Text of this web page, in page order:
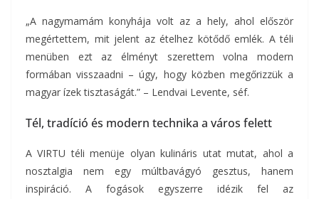
„A nagymamám konyhája volt az a hely, ahol először
megértettem, mit jelent az ételhez kötődő emlék. A téli
menüben ezt az élményt szerettem volna modern
formában visszaadni – úgy, hogy közben megőrizzük a
magyar ízek tisztaságát.” – Lendvai Levente, séf.
Tél, tradíció és modern technika a város felett
A VIRTU téli menüje olyan kulináris utat mutat, ahol a
nosztalgia nem egy múltbavágyó gesztus, hanem
inspiráció. A fogások egyszerre idézik fel az